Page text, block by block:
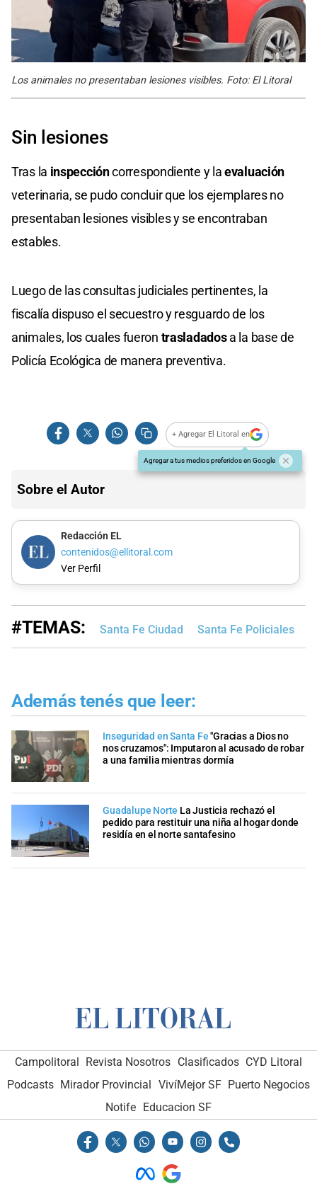
Los animales no presentaban lesiones visibles. Foto: El Litoral
Sin lesiones
Tras la inspeccióncorrespondiente y laevaluación
veterinaria, se pudo concluir que los ejemplares no
presentaban lesiones visibles y se encontraban
estables.
Luego de las consultas judiciales pertinentes, la
fiscalía dispuso el secuestro y resguardo de los
animales, los cuales fueron trasladadosa la base de
Policía Ecológica de manera preventiva.
+ Agregar El Litoral en
Agregar a tus medios preferidos en Google
Sobre el Autor
Redacción EL
contenidos@ellitoral.com
Ver Perfil
#TEMAS: Santa Fe Ciudad Santa Fe Policiales
Además tenés que leer:
Inseguridad en Santa Fe "Gracias a Dios no
nos cruzamos": Imputaron al acusado de robar
a una familia mientras dormía
Guadalupe Norte La Justicia rechazó el
pedido para restituir una niña al hogar donde
residía en el norte santafesino
Campolitoral Revista Nosotros Clasificados CYD Litoral
Podcasts Mirador Provincial VivíMejor SF Puerto Negocios
Notife
Educacion SF